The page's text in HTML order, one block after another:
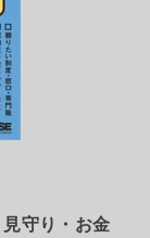
守り・お金